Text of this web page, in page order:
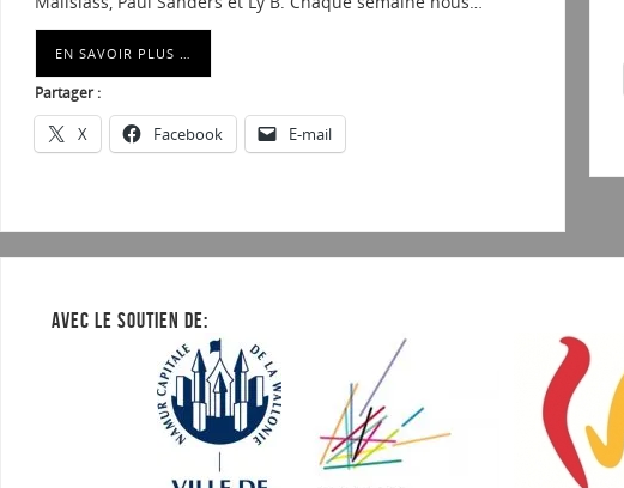
EN SAVOIR PLUS …
Partager :
X Facebook E-mail
AVEC LE SOUTIEN DE: